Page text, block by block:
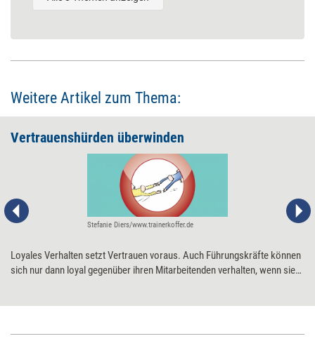
Weitere Artikel zum Thema:
Vertrauenshürden überwinden
Stefanie Diers/www.trainerkoffer.de
Loyales Verhalten setzt Vertrauen voraus. Auch Führungskräfte können
sich nur dann loyal gegenüber ihren Mitarbeitenden verhalten, wenn sie